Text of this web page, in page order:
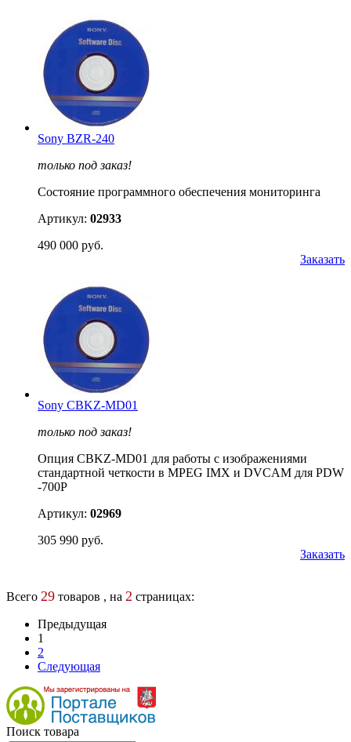
Sony BZR-240
только под заказ!
Состояние программного обеспечения мониторинга
Артикул: 02933
490 000 руб.
Заказать
Sony CBKZ-MD01
только под заказ!
Опция CBKZ-MD01 для работы с изображениями
стандартной четкости в MPEG IMX и DVCAM для PDW
-700P
Артикул: 02969
305 990 руб.
Заказать
Всего 29 товаров , на 2 страницах:
Предыдущая
1
2
Следующая
Поиск товара